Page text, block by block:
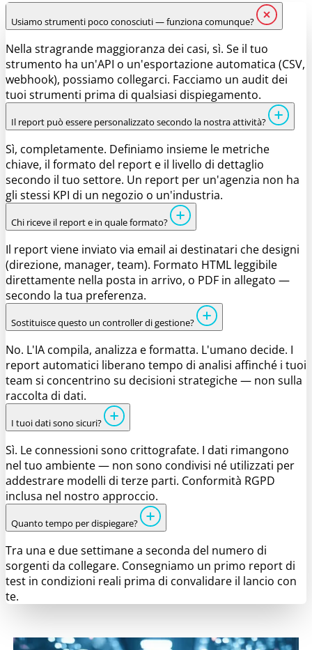
Usiamo strumenti poco conosciuti — funziona comunque?
Nella stragrande maggioranza dei casi, sì. Se il tuo
strumento ha un'API o un'esportazione automatica (CSV,
webhook), possiamo collegarci. Facciamo un audit dei
tuoi strumenti prima di qualsiasi dispiegamento.
Il report può essere personalizzato secondo la nostra attività?
Sì, completamente. Definiamo insieme le metriche
chiave, il formato del report e il livello di dettaglio
secondo il tuo settore. Un report per un'agenzia non ha
gli stessi KPI di un negozio o un'industria.
Chi riceve il report e in quale formato?
Il report viene inviato via email ai destinatari che designi
(direzione, manager, team). Formato HTML leggibile
direttamente nella posta in arrivo, o PDF in allegato —
secondo la tua preferenza.
Sostituisce questo un controller di gestione?
No. L'IA compila, analizza e formatta. L'umano decide. I
report automatici liberano tempo di analisi affinché i tuoi
team si concentrino su decisioni strategiche — non sulla
raccolta di dati.
I tuoi dati sono sicuri?
Sì. Le connessioni sono crittografate. I dati rimangono
nel tuo ambiente — non sono condivisi né utilizzati per
addestrare modelli di terze parti. Conformità RGPD
inclusa nel nostro approccio.
Quanto tempo per dispiegare?
Tra una e due settimane a seconda del numero di
sorgenti da collegare. Consegniamo un primo report di
test in condizioni reali prima di convalidare il lancio con
te.